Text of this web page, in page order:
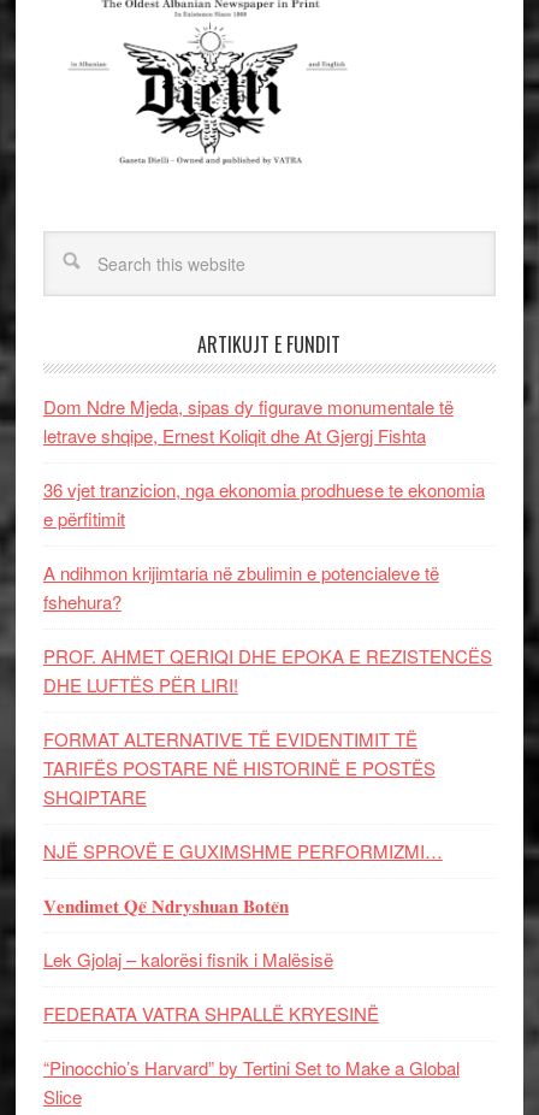
ARTIKUJT E FUNDIT
Dom Ndre Mjeda, sipas dy figurave monumentale të
letrave shqipe, Ernest Koliqit dhe At Gjergj Fishta
36 vjet tranzicion, nga ekonomia prodhuese te ekonomia
e përfitimit
A ndihmon krijimtaria në zbulimin e potencialeve të
fshehura?
PROF. AHMET QERIQI DHE EPOKA E REZISTENCЁS
DHE LUFTЁS PЁR LIRI!
FORMAT ALTERNATIVE TË EVIDENTIMIT TË
TARIFËS POSTARE NË HISTORINË E POSTËS
SHQIPTARE
NJË SPROVË E GUXIMSHME PERFORMIZMI…
𝐕𝐞𝐧𝐝𝐢𝐦𝐞𝐭 𝐐𝐞̈ 𝐍𝐝𝐫𝐲𝐬𝐡𝐮𝐚𝐧 𝐁𝐨𝐭𝐞̈𝐧
Lek Gjolaj – kalorësi fisnik i Malësisë
FEDERATA VATRA SHPALLË KRYESINË
“Pinocchio’s Harvard” by Tertini Set to Make a Global
Slice